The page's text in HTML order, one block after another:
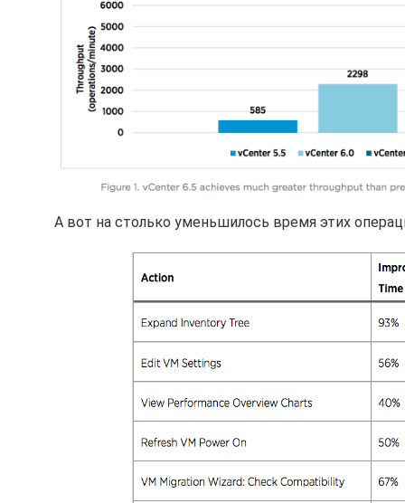
А вот на столько уменьшилось время этих